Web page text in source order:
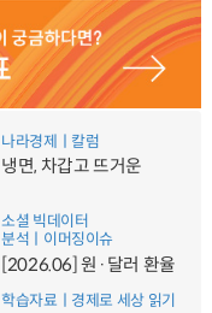
나라경제ㅣ칼럼
냉면, 차갑고 뜨거운
소셜 빅데이터
분석ㅣ이머징이슈
[2026.06] 원·달러 환율
학습자료ㅣ경제로 세상 읽기